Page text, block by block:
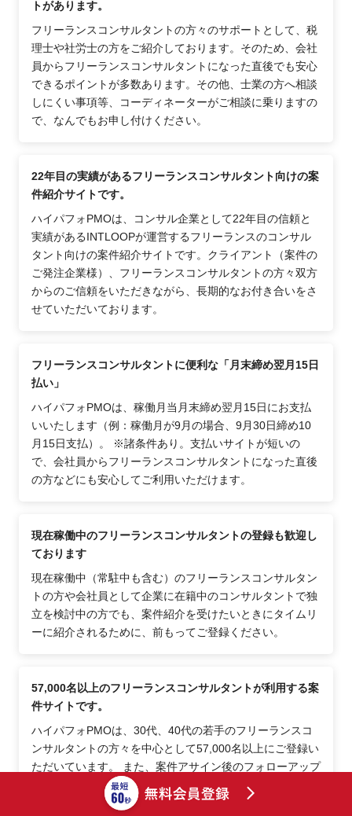
トがあります。
フリーランスコンサルタントの方々のサポートとして、税
理士や社労士の方をご紹介しております。そのため、会社
員からフリーランスコンサルタントになった直後でも安心
できるポイントが多数あります。その他、士業の方へ相談
しにくい事項等、コーディネーターがご相談に乗りますの
で、なんでもお申し付けください。
22年目の実績があるフリーランスコンサルタント向けの案
件紹介サイトです。
ハイパフォPMOは、コンサル企業として22年目の信頼と
実績があるINTLOOPが運営するフリーランスのコンサル
タント向けの案件紹介サイトです。クライアント（案件の
ご発注企業様）、フリーランスコンサルタントの方々双方
からのご信頼をいただきながら、長期的なお付き合いをさ
せていただいております。
フリーランスコンサルタントに便利な「月末締め翌月15日
払い」
ハイパフォPMOは、稼働月当月末締め翌月15日にお支払
いいたします（例：稼働月が9月の場合、9月30日締め10
月15日支払）。 ※諸条件あり。支払いサイトが短いの
で、会社員からフリーランスコンサルタントになった直後
の方などにも安心してご利用いただけます。
現在稼働中のフリーランスコンサルタントの登録も歓迎し
ております
現在稼働中（常駐中も含む）のフリーランスコンサルタン
トの方や会社員として企業に在籍中のコンサルタントで独
立を検討中の方でも、案件紹介を受けたいときにタイムリ
ーに紹介されるために、前もってご登録ください。
57,000名以上のフリーランスコンサルタントが利用する案
件サイトです。
ハイパフォPMOは、30代、40代の若手のフリーランスコ
ンサルタントの方々を中心として57,000名以上にご登録い
ただいています。 また、案件アサイン後のフォローアップ
など、ご登録者されたフリーランスコンサルタントを支え
るフォローが充実しているため、継続的にご活用頂いてお